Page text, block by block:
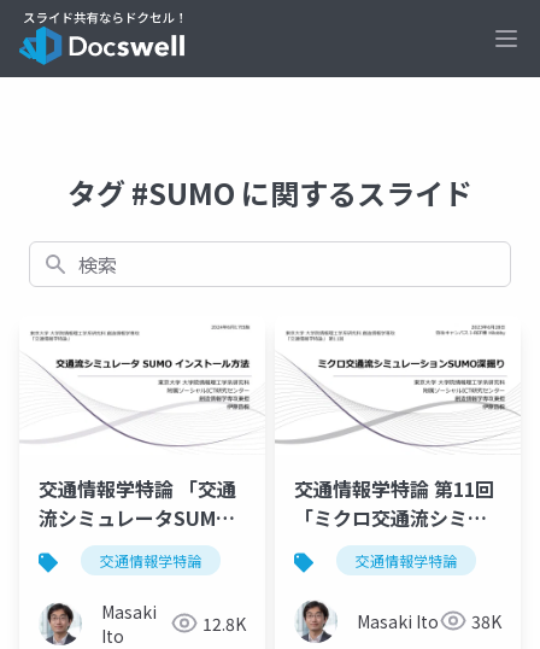
タグ #SUMO に関するスライド
検索
交通情報学特論 「交通
流シミュレータSUMO
インストール方法」講
師：伊藤昌毅
交通情報学特論
Masaki
Ito
12.8K
交通情報学特論 第11回
「ミクロ交通流シミュ
レーションSUMO深掘
り」講師：伊藤昌毅
交通情報学特論
Masaki Ito 38K